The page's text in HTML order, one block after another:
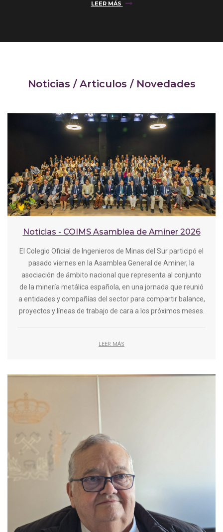
LEER MÁS
Noticias / Articulos / Novedades
Noticias - COIMS Asamblea de Aminer 2026
El Colegio Oficial de Ingenieros de Minas del Sur participó el
pasado viernes en la Asamblea General de Aminer, la
asociación de ámbito nacional que representa al conjunto
de la minería metálica española, en una jornada que reunió
a entidades y compañías del sector para compartir balance,
proyectos y líneas de trabajo de cara a los próximos meses.
LEER MÁS